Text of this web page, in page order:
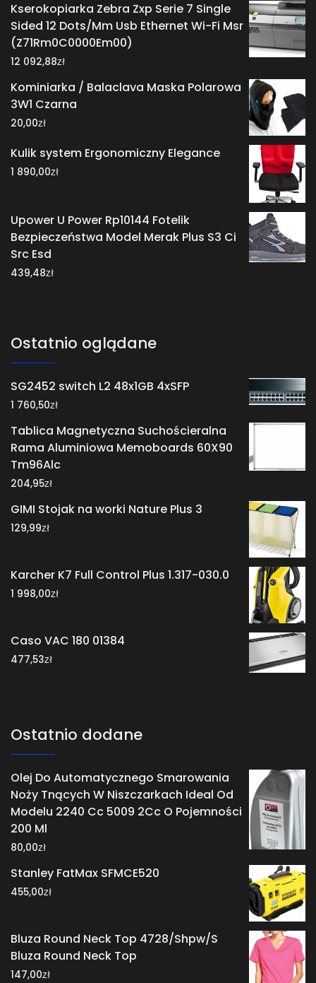
Kserokopiarka Zebra Zxp Serie 7 Single
Sided 12 Dots/Mm Usb Ethernet Wi-Fi Msr
(Z71Rm0C0000Em00)
12 092,88zł
Kominiarka / Balaclava Maska Polarowa
3W1 Czarna
20,00zł
Kulik system Ergonomiczny Elegance
1 890,00zł
Upower U Power Rp10144 Fotelik
Bezpieczeństwa Model Merak Plus S3 Ci
Src Esd
439,48zł
Ostatnio oglądane
SG2452 switch L2 48x1GB 4xSFP
1 760,50zł
Tablica Magnetyczna Suchościeralna
Rama Aluminiowa Memoboards 60X90
Tm96Alc
204,95zł
GIMI Stojak na worki Nature Plus 3
129,99zł
Karcher K7 Full Control Plus 1.317-030.0
1 998,00zł
Caso VAC 180 01384
477,53zł
Ostatnio dodane
Olej Do Automatycznego Smarowania
Noży Tnących W Niszczarkach Ideal Od
Modelu 2240 Cc 5009 2Cc O Pojemności
200 Ml
80,00zł
Stanley FatMax SFMCE520
455,00zł
Bluza Round Neck Top 4728/Shpw/S
Bluza Round Neck Top
147,00zł